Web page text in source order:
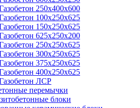
250x400x600
100х250х625
150х250х625
625х250х200
250х250х625
300х250х625
375х250х625
400х250х625
ЛСР
перемычки
блоки